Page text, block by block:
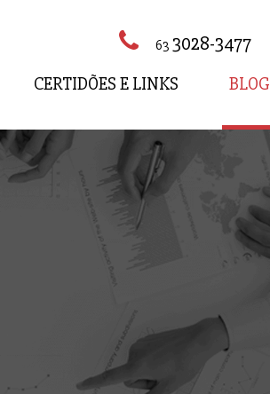
63 3028-3477
CERTIDÕES E LINKS BLOG